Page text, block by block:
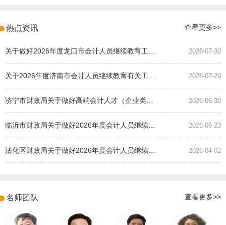
热点资讯 查看更多>>
2026-07-30
2026-07-29
济宁市财政局关于做好高端会计人才（企业类）培养班选拔工作的通知 2026-06-30
临沂市财政局关于做好2026年度会计人员继续教育有关工作的通知 2026-06-23
2026-04-02
名师团队 查看更多>>